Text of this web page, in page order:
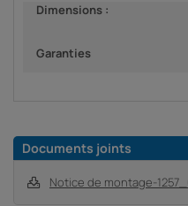
Dimensions :
Garanties
Documents joints
Notice de montage-